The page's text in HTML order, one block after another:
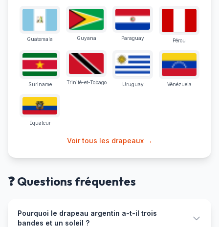
Guatemala Guyana Paraguay Pérou
Suriname Trinité-et-Tobago Uruguay Vénézuela
Équateur
Voir tous les drapeaux →
❓ Questions fréquentes
Pourquoi le drapeau argentin a-t-il trois
bandes et un soleil ?